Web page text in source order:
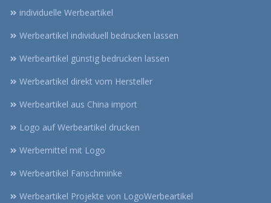
individuelle Werbeartikel
Werbeartikel individuell bedrucken lassen
Werbeartikel günstig bedrucken lassen
Werbeartikel direkt vom Hersteller
Werbeartikel aus China import
Logo auf Werbeartikel drucken
Werbemittel mit Logo
Werbeartikel Fanschminke
Werbeartikel Projekte von LogoWerbeartikel